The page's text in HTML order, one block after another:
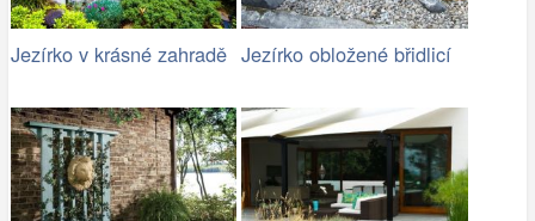
Jezírko v krásné zahradě Jezírko obložené břidlicí